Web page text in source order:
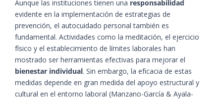
Aunque las instituciones tienen una responsabilidad
evidente en la implementación de estrategias de
prevención, el autocuidado personal también es
fundamental. Actividades como la meditación, el ejercicio
físico y el establecimiento de límites laborales han
mostrado ser herramientas efectivas para mejorar el
bienestar individual. Sin embargo, la eficacia de estas
medidas depende en gran medida del apoyo estructural y
cultural en el entorno laboral (Manzano-García & Ayala-